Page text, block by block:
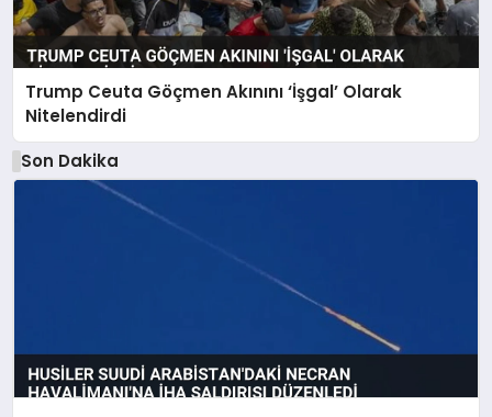
Trump Ceuta Göçmen Akınını ‘İşgal’ Olarak
Nitelendirdi
Son Dakika